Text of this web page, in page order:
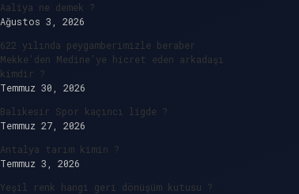
Aaliya ne demek ?
Ağustos 3, 2026
622 yılında peygamberimizle beraber
Mekke’den Medine’ye hicret eden arkadaşı
kimdir ?
Temmuz 30, 2026
Balıkesir Spor kaçıncı ligde ?
Temmuz 27, 2026
Antalya tarım kimin ?
Temmuz 3, 2026
Yeşil renk hangi geri dönüşüm kutusu ?